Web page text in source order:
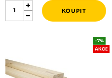
-7%
AKCE